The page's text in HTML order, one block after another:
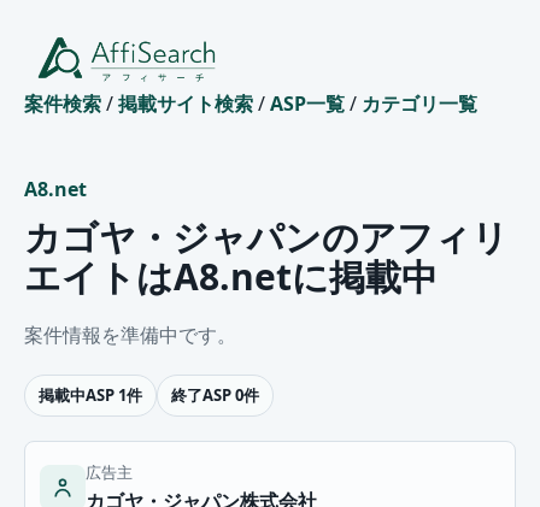
案件検索/掲載サイト検索/ASP一覧/ カテゴリ一覧
A8.net
カゴヤ・ジャパンのアフィリ
エイトはA8.netに掲載中
案件情報を準備中です。
掲載中ASP 1件 終了ASP 0件
広告主
カゴヤ・ジャパン株式会社